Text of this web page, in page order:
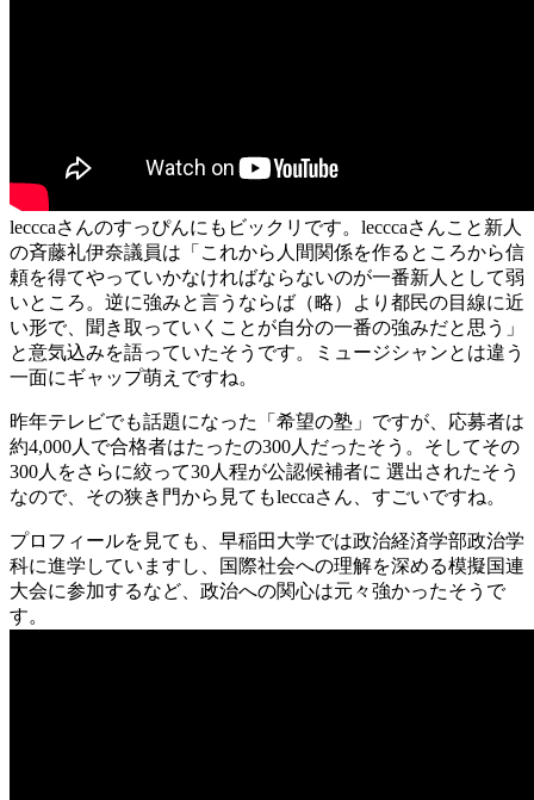
lecccaさんのすっぴんにもビックリです。lecccaさんこと新人
の斉藤礼伊奈議員は「これから人間関係を作るところから信
頼を得てやっていかなければならないのが一番新人として弱
いところ。逆に強みと言うならば（略）より都民の目線に近
い形で、聞き取っていくことが自分の一番の強みだと思う」
と意気込みを語っていたそうです。ミュージシャンとは違う
一面にギャップ萌えですね。
昨年テレビでも話題になった「希望の塾」ですが、応募者は
約4,000人で合格者はたったの300人だったそう。そしてその
300人をさらに絞って30人程が公認候補者に 選出されたそう
なので、その狭き門から見てもleccaさん、すごいですね。
プロフィールを見ても、早稲田大学では政治経済学部政治学
科に進学していますし、国際社会への理解を深める模擬国連
大会に参加するなど、政治への関心は元々強かったそうで
す。